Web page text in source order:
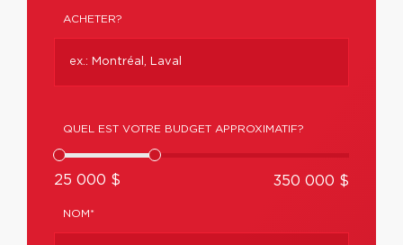
ACHETER?
QUEL EST VOTRE BUDGET APPROXIMATIF?
25 000 $ 350 000 $
NOM*